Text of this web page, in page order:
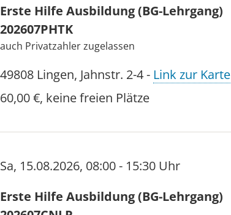
Erste Hilfe Ausbildung (BG-Lehrgang)
202607PHTK
auch Privatzahler zugelassen
49808 Lingen, Jahnstr. 2-4- Link zur Karte
60,00 €, keine freien Plätze
Sa, 15.08.2026, 08:00 - 15:30 Uhr
Erste Hilfe Ausbildung (BG-Lehrgang)